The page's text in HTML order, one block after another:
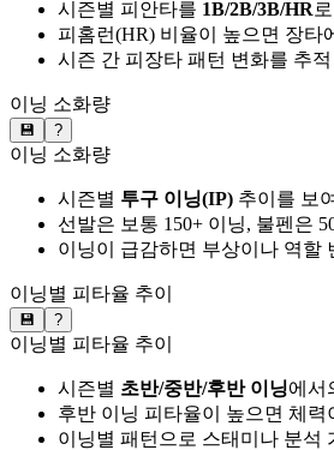
시즌별 피안타를 1B/2B/3B/HR
피홈런(HR) 비율이 높으면 장타
시즌 간 피장타 패턴 변화를 추
이닝 소화량
💾 ?
이닝 소화량
시즌별 투구 이닝(IP) 추이를 보
선발은 보통 150+ 이닝, 불펜은
이닝이 급감하면 부상이나 역할
이닝별 피타율 추이
💾 ?
이닝별 피타율 추이
시즌별 초반/중반/후반 이닝에서
후반 이닝 피타율이 높으면 체력
이닝별 패턴으로 스태미나 분석